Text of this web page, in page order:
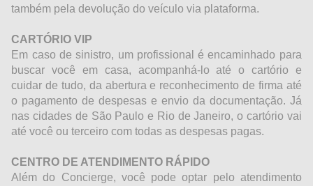
também pela devolução do veículo via plataforma.
CARTÓRIO VIP
Em caso de sinistro, um profissional é encaminhado para
buscar você em casa, acompanhá-lo até o cartório e
cuidar de tudo, da abertura e reconhecimento de firma até
o pagamento de despesas e envio da documentação. Já
nas cidades de São Paulo e Rio de Janeiro, o cartório vai
até você ou terceiro com todas as despesas pagas.
CENTRO DE ATENDIMENTO RÁPIDO
Além do Concierge, você pode optar pelo atendimento